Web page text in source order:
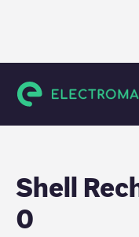
Amstelveen
Shell
0